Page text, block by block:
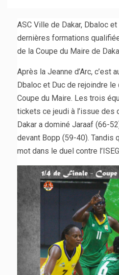
ASC Ville de Dakar, Dbaloc
dernières formations
de la Coupe du Maire de
Après la Jeanne d’Arc, c’est
Dbaloc et Duc de rejoindre le
Coupe du Maire. Les trois
tickets ce jeudi à l’issue des
Dakar a dominé Jaraaf (66-
devant Bopp (59-40). Tandis
mot dans le duel contre